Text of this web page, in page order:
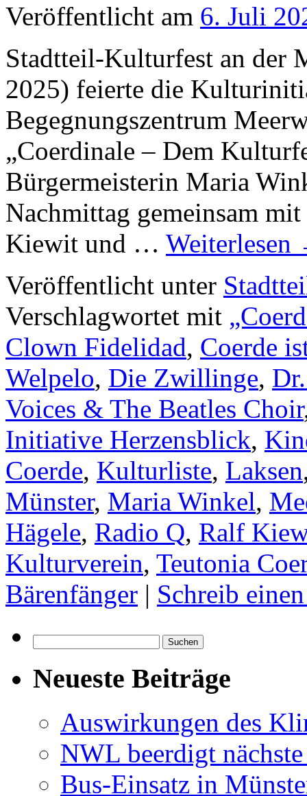
Veröffentlicht am 6. Juli
Stadtteil-Kulturfest an der
2025) feierte die
Begegnungszentrum
„Coerdinale – Dem
Bürgermeisterin Maria
Nachmittag gemeinsam
Kiewit und … Weiterlesen
Veröffentlicht unter
Verschlagwortet mit
Clown Fidelidad, Coerde
Welpelo, Die Zwillinge,
Voices & The Beatles Choir
Initiative Herzensblick,
Coerde, Kulturliste, Laksen
Münster, Maria Winkel,
Hägele, Radio Q, Ralf
Kulturverein, Teutonia
Bärenfänger | Schreib
nach:
Neueste Beiträge
Auswirkungen des
NWL beerdigt
Bus-Einsatz in